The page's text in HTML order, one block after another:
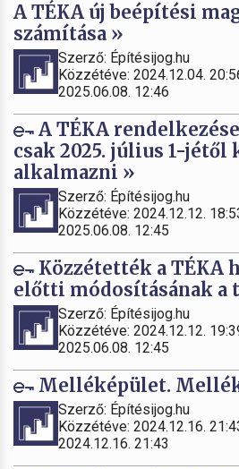
A TÉKA új beépítési
számítása »
Szerző: Építésijog.hu
Közzétéve: 2024.12.04.
2025.06.08. 12:46
A TÉKA
csak 2025. július 1-jétől
alkalmazni »
Szerző: Építésijog.hu
Közzétéve: 2024.12.12.
2025.06.08. 12:45
Közzétették a TÉKA
előtti módosításának a
Szerző: Építésijog.hu
Közzétéve: 2024.12.12.
2025.06.08. 12:45
Melléképület.
Szerző: Építésijog.hu
Közzétéve: 2024.12.16.
2024.12.16. 21:43